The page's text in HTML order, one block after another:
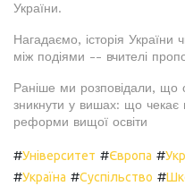
України.
Нагадаємо, історія України
між подіями -- вчителі
Раніше ми розповідали, що
зникнути у вишах: що чекає
реформи вищої освіти
#Університет #Європа #
#Україна #Суспільство #